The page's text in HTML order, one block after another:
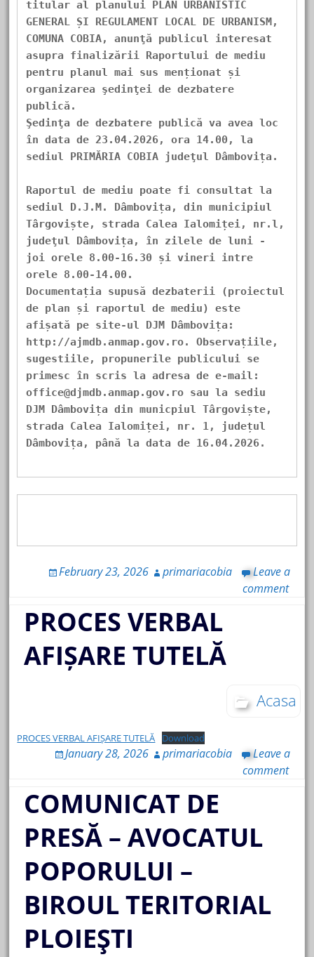
titular al planului PLAN URBANISTIC
GENERAL ȘI REGULAMENT LOCAL DE URBANISM,
COMUNA COBIA, anunţă publicul interesat
asupra finalizării Raportului de mediu
pentru planul mai sus menționat și
organizarea şedinţei de dezbatere
publică.
Şedinţa de dezbatere publică va avea loc
în data de 23.04.2026, ora 14.00, la
sediul PRIMĂRIA COBIA judeţul Dâmbovița.
Raportul de mediu poate fi consultat la
sediul D.J.M. Dâmbovița, din municipiul
Târgoviște, strada Calea Ialomiței, nr.l,
judeţul Dâmbovița, în zilele de luni -
joi orele 8.00-16.30 și vineri intre
orele 8.00-14.00.
Documentația supusă dezbaterii (proiectul
de plan și raportul de mediu) este
afișată pe site-ul DJM Dâmbovița:
http://ajmdb.anmap.gov.ro. Observațiile,
sugestiile, propunerile publicului se
primesc în scris la adresa de e-mail:
office@djmdb.anmap.gov.ro sau la sediu
DJM Dâmbovița din municpiul Târgoviște,
strada Calea Ialomiței, nr. 1, județul
Dâmbovița, până la data de 16.04.2026.
February 23, 2026 primariacobia
Leave a
comment
PROCES VERBAL
AFIȘARE TUTELĂ
Acasa
PROCES VERBAL AFIȘARE TUTELĂ Download
January 28, 2026 primariacobia
Leave a
comment
COMUNICAT DE
PRESĂ – AVOCATUL
POPORULUI –
BIROUL TERITORIAL
PLOIEŞTI